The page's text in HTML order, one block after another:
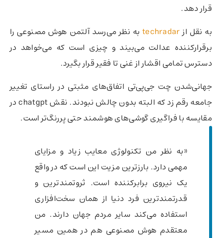
قرار دهد.
به نقل از techradar به نظر می‌رسد آلتمن هوش مصنوعی را
برقرارکننده عدالت می‌بیند و چیزی است که می‌خواهد در
دسترس تمامی اقشار از غنی تا فقیر قرار بگیرد.
جهانی‌شدن چت جی‌پی‌تی اتفاق‌های مثبتی در راستای تغییر
جامعه رقم زد که البته بدون چالش نبودند. نقش chatgpt در
مقایسه با فراگیری گوشی‌های هوشمند حتی پررنگ‌تر است.
«به نظر من تکنولوژی معایب زیاد و مزایای
مهمی دارد. بارزترین مزیت این است که در واقع
یک نیروی برابرکننده است. ثروتمندترین و
قدرتمندترین فرد دنیا از همان سخت‌افزاری
استفاده می‌کند سایر مردم جهان دارند. من
معتقدم هوش مصنوعی هم در همین مسیر